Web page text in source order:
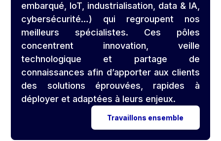
embarqué, IoT, industrialisation, data & IA,
cybersécurité…) qui regroupent nos
meilleurs spécialistes. Ces pôles
concentrent innovation, veille
technologique et partage de
connaissances afin d’apporter aux clients
des solutions éprouvées, rapides à
déployer et adaptées à leurs enjeux.
Travaillons ensemble